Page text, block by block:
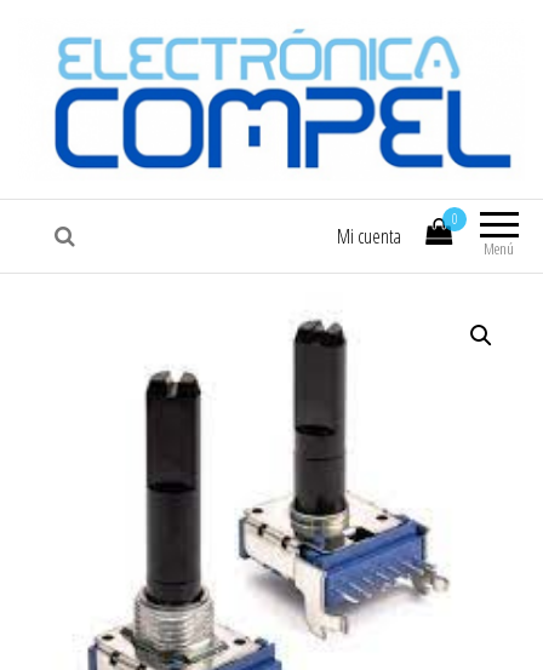
COMPEL Electrónica COMPEL
Menú
0
Mi cuenta